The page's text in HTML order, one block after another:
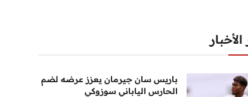
باريس سان جيرمان يعزز عرضه لضم
الحارس الياباني سوزوكي